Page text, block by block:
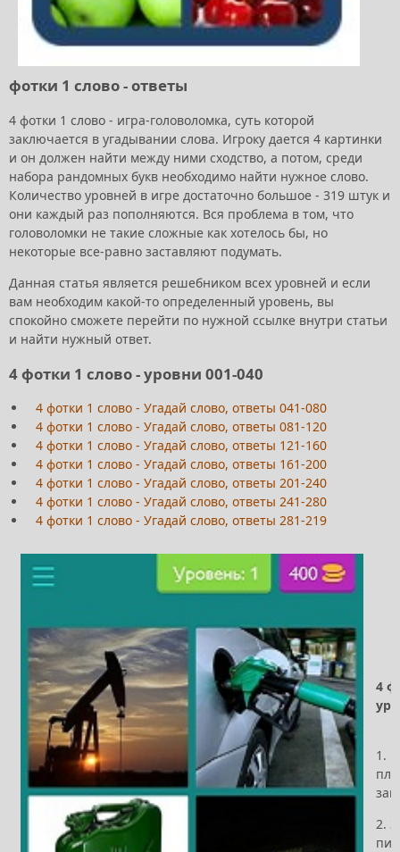
фотки 1 слово - ответы
4 фотки 1 слово - игра-головоломка, суть которой
заключается в угадывании слова. Игроку дается 4 картинки
и он должен найти между ними сходство, а потом, среди
набора рандомных букв необходимо найти нужное слово.
Количество уровней в игре достаточно большое - 319 штук и
они каждый раз пополняются. Вся проблема в том, что
головоломки не такие сложные как хотелось бы, но
некоторые все-равно заставляют подумать.
Данная статья является решебником всех уровней и если
вам необходим какой-то определенный уровень, вы
спокойно сможете перейти по нужной ссылке внутри статьи
и найти нужный ответ.
4 фотки 1 слово - уровни 001-040
4 фотки 1 слово - Угадай слово, ответы 041-080
4 фотки 1 слово - Угадай слово, ответы 081-120
4 фотки 1 слово - Угадай слово, ответы 121-160
4 фотки 1 слово - Угадай слово, ответы 161-200
4 фотки 1 слово - Угадай слово, ответы 201-240
4 фотки 1 слово - Угадай слово, ответы 241-280
4 фотки 1 слово - Угадай слово, ответы 281-219
4
1.
2.